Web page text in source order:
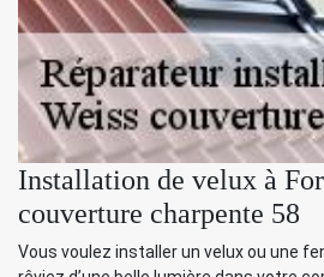
Installation de velux à
couverture charpente 58
Vous voulez installer un velux ou une